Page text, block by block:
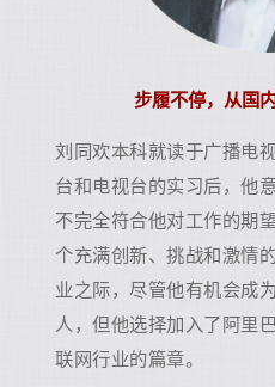
步履不停，从国
刘同欢本科就读于广播电
台和电视台的实习后，他
不完全符合他对工作的期
个充满创新、挑战和激情
业之际，尽管他有机会成
人，但他选择加入了阿里
联网行业的篇章。